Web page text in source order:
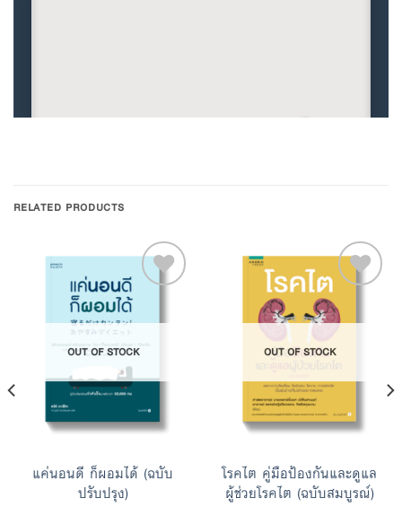
RELATED PRODUCTS
Add to
OUT OF STOCK
แค่นอนดี ก็ผอมได้ (ฉบับ
ปรับปรุง)
OUT OF STOCK
โรคไต คู่มือป้องกันและดูแล
ผู้ช่วยโรคไต (ฉบับสมบูรณ์)